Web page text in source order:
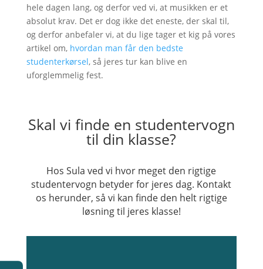
hele dagen lang, og derfor ved vi, at musikken er et
absolut krav. Det er dog ikke det eneste, der skal til,
og derfor anbefaler vi, at du lige tager et kig på vores
artikel om, hvordan man får den bedste
studenterkørsel, så jeres tur kan blive en
uforglemmelig fest.
Skal vi finde en studentervogn
til din klasse?
Hos Sula ved vi hvor meget den rigtige
studentervogn betyder for jeres dag. Kontakt
os herunder, så vi kan finde den helt rigtige
løsning til jeres klasse!